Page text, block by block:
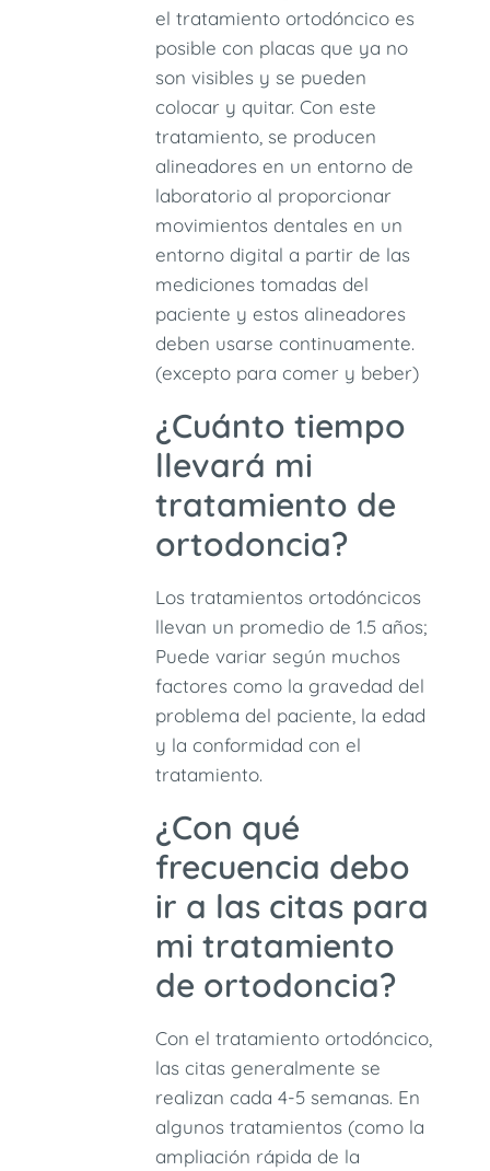
el tratamiento ortodóncico es
posible con placas que ya no
son visibles y se pueden
colocar y quitar. Con este
tratamiento, se producen
alineadores en un entorno de
laboratorio al proporcionar
movimientos dentales en un
entorno digital a partir de las
mediciones tomadas del
paciente y estos alineadores
deben usarse continuamente.
(excepto para comer y beber)
¿Cuánto tiempo
llevará mi
tratamiento de
ortodoncia?
Los tratamientos ortodóncicos
llevan un promedio de 1.5 años;
Puede variar según muchos
factores como la gravedad del
problema del paciente, la edad
y la conformidad con el
tratamiento.
¿Con qué
frecuencia debo
ir a las citas para
mi tratamiento
de ortodoncia?
Con el tratamiento ortodóncico,
las citas generalmente se
realizan cada 4-5 semanas. En
algunos tratamientos (como la
ampliación rápida de la